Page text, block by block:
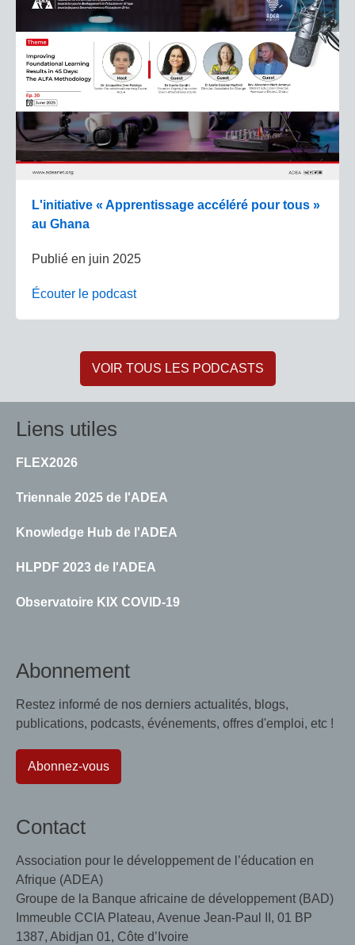
L'initiative « Apprentissage accéléré pour tous »
au Ghana
Publié en juin 2025
Écouter le podcast
VOIR TOUS LES PODCASTS
Liens utiles
FLEX2026
Triennale 2025 de l'ADEA
Knowledge Hub de l'ADEA
HLPDF 2023 de l'ADEA
Observatoire KIX COVID-19
Abonnement
Restez informé de nos derniers actualités, blogs,
publications, podcasts, événements, offres d'emploi, etc !
Abonnez-vous
Contact
Association pour le développement de l’éducation en
Afrique (ADEA)
Groupe de la Banque africaine de développement (BAD)
Immeuble CCIA Plateau, Avenue Jean-Paul II, 01 BP
1387, Abidjan 01, Côte d’Ivoire